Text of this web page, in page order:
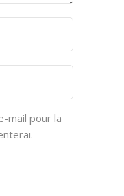
mail pour la